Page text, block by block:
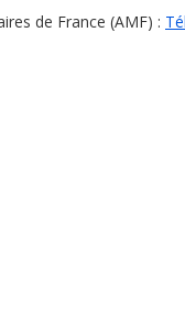
de France (AMF) :